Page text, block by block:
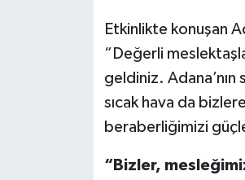
Etkinlikte konuşan
“Değerli
geldiniz. Adana’nın
sıcak hava da
beraberliğimizi
“Bizler,